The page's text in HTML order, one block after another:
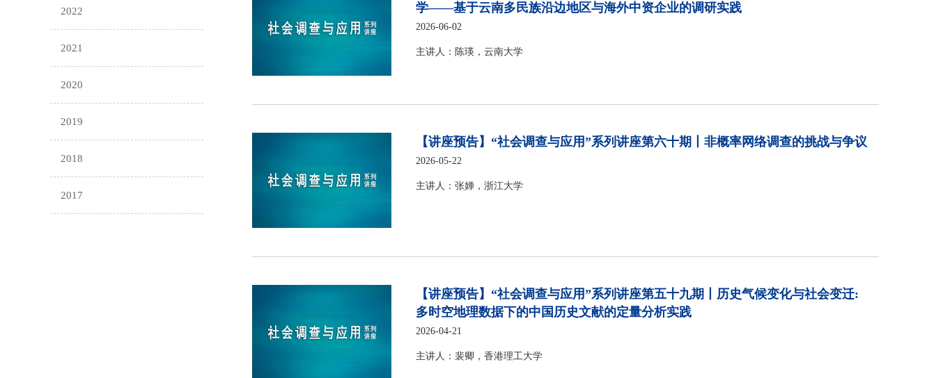
2022
2021
2020
2019
2018
2017
学——基于云南多民族沿边地区与海外中资企业的调研实践
2026-06-02
主讲人：陈瑛，云南大学
【讲座预告】“社会调查与应用”系列讲座第六十期丨非概率网络调查的挑战与争议
2026-05-22
主讲人：张婵，浙江大学
【讲座预告】“社会调查与应用”系列讲座第五十九期丨历史气候变化与社会变迁:
多时空地理数据下的中国历史文献的定量分析实践
2026-04-21
主讲人：裴卿，香港理工大学